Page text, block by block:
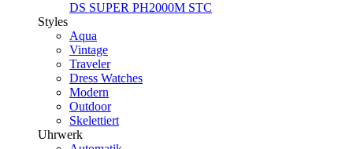
DS SUPER PH2000M STC
Styles
Aqua
Vintage
Traveler
Dress Watches
Modern
Outdoor
Skelettiert
Uhrwerk